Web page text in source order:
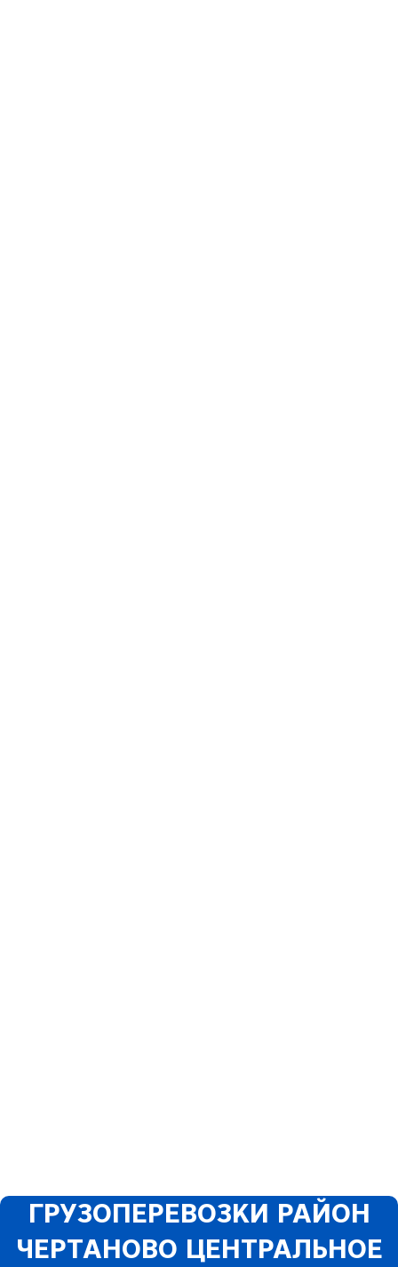
ГРУЗОПЕРЕВОЗКИ РАЙОН
ЧЕРТАНОВО ЦЕНТРАЛЬНОЕ